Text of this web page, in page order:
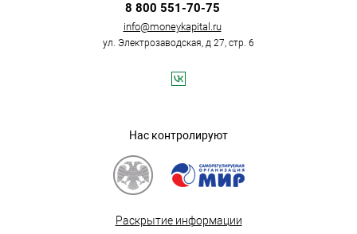
8 800 551-70-75
info@moneykapital.ru
ул. Электрозаводская, д 27, стр. 6
Нас контролируют
Раскрытие информации